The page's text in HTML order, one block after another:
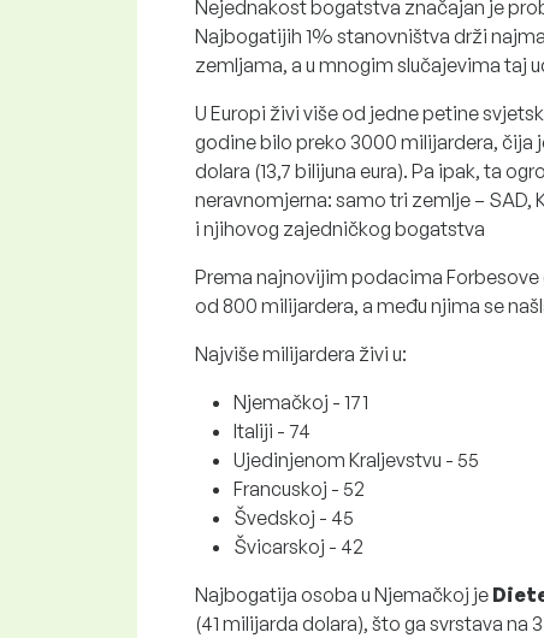
Nejednakost bogatstva značajan je
Najbogatijih 1% stanovništva drži
zemljama, a u mnogim slučajevima taj
U Europi živi više od jedne petine
godine bilo preko 3000 milijardera, čija
dolara (13,7 bilijuna eura). Pa ipak, ta
neravnomjerna: samo tri zemlje – SAD,
i njihovog zajedničkog bogatstva
Prema najnovijim podacima
od 800 milijardera, a među njima se
Najviše milijardera živi u:
Njemačkoj - 171
Italiji - 74
Ujedinjenom Kraljevstvu - 55
Francuskoj - 52
Švedskoj - 45
Švicarskoj - 42
Najbogatija osoba u Njemačkoj je
(41 milijarda dolara), što ga svrstava na